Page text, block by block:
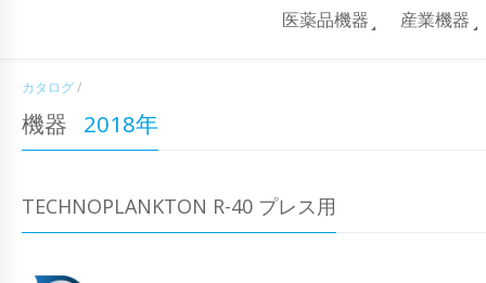
医薬品機器 産業機器
カタログ/
機器 2018年
TECHNOPLANKTON R-40 プレス用